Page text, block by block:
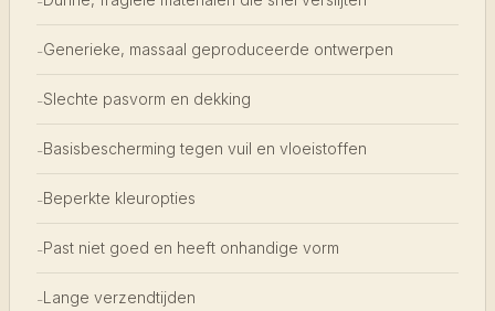
-Generieke, massaal geproduceerde ontwerpen
-Slechte pasvorm en dekking
-Basisbescherming tegen vuil en vloeistoffen
-Beperkte kleuropties
-Past niet goed en heeft onhandige vorm
-Lange verzendtijden